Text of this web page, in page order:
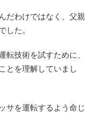
だわけではなく、父親
した。
転技術を試すために、
とを理解していまし
サを運転するよう命じ